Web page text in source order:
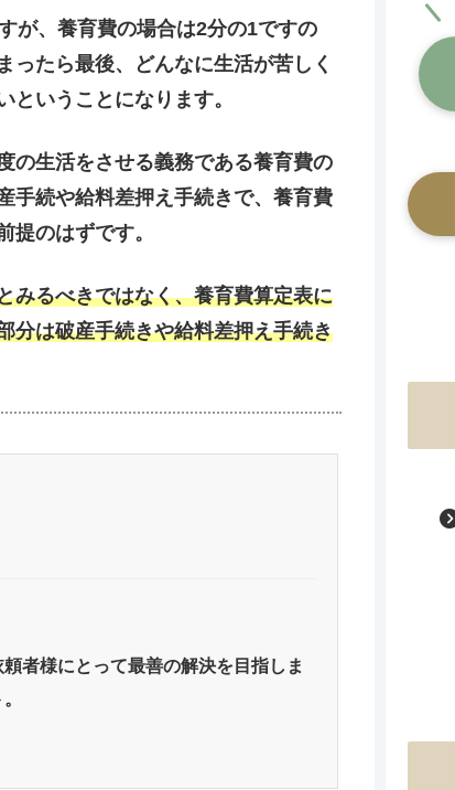
が、養育費の場合は2分の1ですの
ったら最後、どんなに生活が苦しく
いうことになります。
の生活をさせる義務である養育費の
手続や給料差押え手続きで、養育費
提のはずです。
みるべきではなく、養育費算定表に
分は破産手続きや給料差押え手続き
者様にとって最善の解決を目指しま